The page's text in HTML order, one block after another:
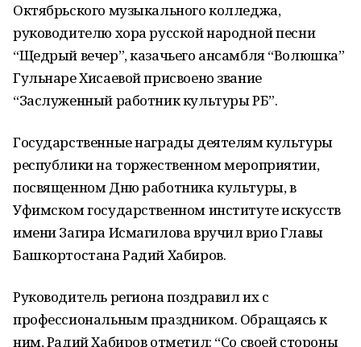
Октябрьского музыкального колледжа,
руководителю хора русской народной песни
“Щедрый вечер”, казачьего ансамбля “Волюшка”
Гульнаре Хисаевой присвоено звание
“Заслуженный работник культуры РБ”.
Государственные награды деятелям культуры
республики на торжественном мероприятии,
посвященном Дню работника культуры, в
Уфимском государственном институте искусств
имени Загира Исмагилова вручил врио Главы
Башкортостана Радий Хабиров.
Руководитель региона поздравил их с
профессиональным праздником. Обращаясь к
ним, Радий Хабиров отметил: “Со своей стороны